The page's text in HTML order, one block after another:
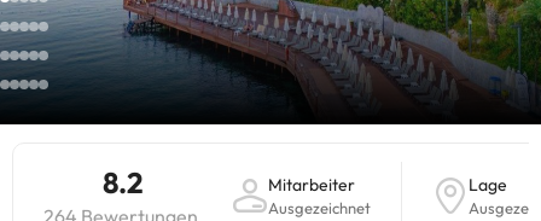
8.2
264 Bewertungen
Mitarbeiter
Ausgezeichnet
Lage